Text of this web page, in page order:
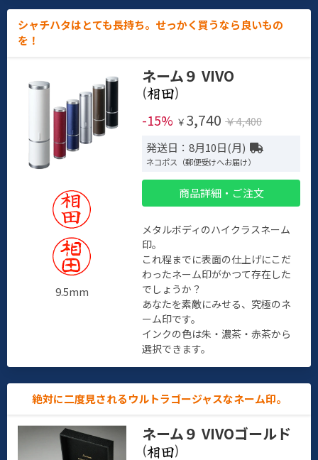
シャチハタはとても長持ち。せっかく買うなら良いもの
を！
9.5mm
ネーム９ VIVO
(
)
-15% ￥ 3,740 ￥4,400
発送日：8月10日(月)
ネコポス（郵便受けへお届け）
商品詳細・ご注文
メタルボディのハイクラスネーム
印。
これ程までに表面の仕上げにこだ
わったネーム印がかつて存在した
でしょうか？
あなたを素敵にみせる、究極のネ
ーム印です。
インクの色は朱・濃茶・赤茶から
選択できます。
絶対に二度見されるウルトラゴージャスなネーム印。
ネーム９ VIVOゴールド
(
)